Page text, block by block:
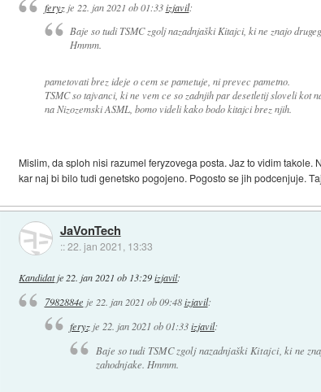
feryzje 22. jan 2021 ob 01:33 izjavil:
Baje so tudi TSMC zgolj nazadnjaški Kitajci, ki ne znajo
Hmmm.
pametovati brez ideje o cem se pametuje, ni prevec pametno.
TSMC so tajvanci, ki ne vem ce so zadnjih par desetletij sloveli kot
na Nizozemski ASML, bomo videli kako bodo kitajci brez njih.
Mislim, da sploh nisi razumel feryzovega posta. Jaz to vidim
kar naj bi bilo tudi genetsko pogojeno. Pogosto se jih podcenjuje.
JaVonTech
::22. jan 2021, 13:33
Kandidatje 22. jan 2021 ob 13:29 izjavil:
7982884e je 22. jan 2021 ob 09:48 izjavil:
feryzje 22. jan 2021 ob 01:33izjavil:
Baje so tudi TSMC zgolj nazadnjaški Kitajci, ki ne
zahodnjake. Hmmm.